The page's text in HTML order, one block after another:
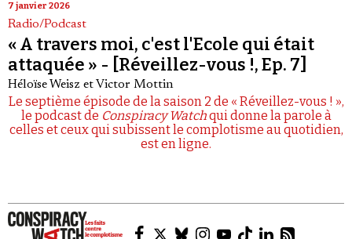
7 janvier 2026
Radio/Podcast
« A travers moi, c'est l'Ecole qui était
attaquée » - [Réveillez-vous !, Ep. 7]
Héloïse Weisz et Victor Mottin
Le septième épisode de la saison 2 de « Réveillez-vous ! »,
le podcast de Conspiracy Watchqui donne la parole à
celles et ceux qui subissent le complotisme au quotidien,
est en ligne.